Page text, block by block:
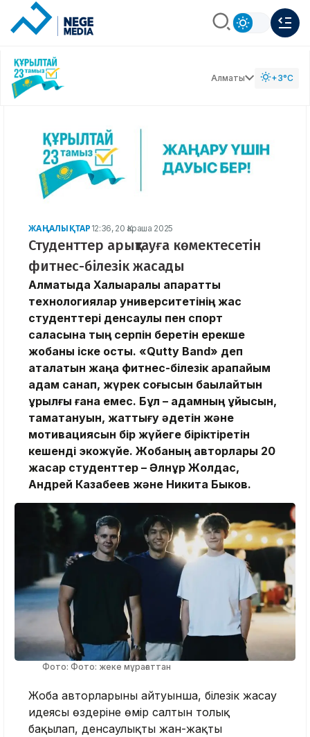
Алматы +3°C
ЖАҢАЛЫҚТАР 12:36, 20 Қараша 2025
Студенттер арықтауға көмектесетін
фитнес-білезік жасады
Алматыда Халықаралық ақпараттық
технологиялар университетінің жас
студенттері денсаулық пен спорт
саласына тың серпін беретін ерекше
жобаны іске қосты. «Qutty Band» деп
аталатын жаңа фитнес-білезік қарапайым
қадам санап, жүрек соғысын бақылайтын
құрылғы ғана емес. Бұл – адамның ұйқысын,
тамақтануын, жаттығу әдетін және
мотивациясын бір жүйеге біріктіретін
кешенді экожүйе. Жобаның авторлары 20
жасар студенттер – Әлнұр Жолдас,
Андрей Казабеев және Никита Быков.
Фото: Фото: жеке мұрағаттан
Жоба авторларының айтуынша, білезік жасау
идеясы өздеріне өмір салтын толық
бақылап, денсаулықты жан-жақты